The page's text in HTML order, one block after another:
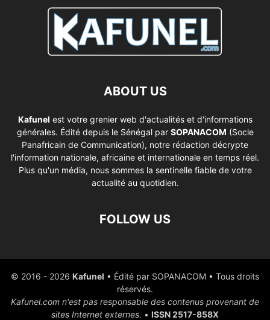
ABOUT US
Kafunel est votre grenier web d'actualités et d'informations
générales. Édité depuis le Sénégal par SOPANACOM (Socle
Panafricain de Communication), notre rédaction décrypte
l'information nationale, africaine et internationale en temps réel.
Plus qu'un média, nous sommes la sentinelle fiable de votre
actualité au quotidien.
FOLLOW US
© 2016 - 2026 Kafunel • Édité par SOPANACOM • Tous droits
réservés.
Kafunel.com n'est pas responsable des contenus provenant de
sites Internet externes. • ISSN 2517-858X